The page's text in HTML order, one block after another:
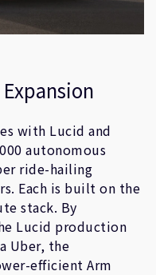
with Lucid and
autonomous
ride-hailing
Each is built on the
stack. By
Lucid production
Uber, the
efficient Arm